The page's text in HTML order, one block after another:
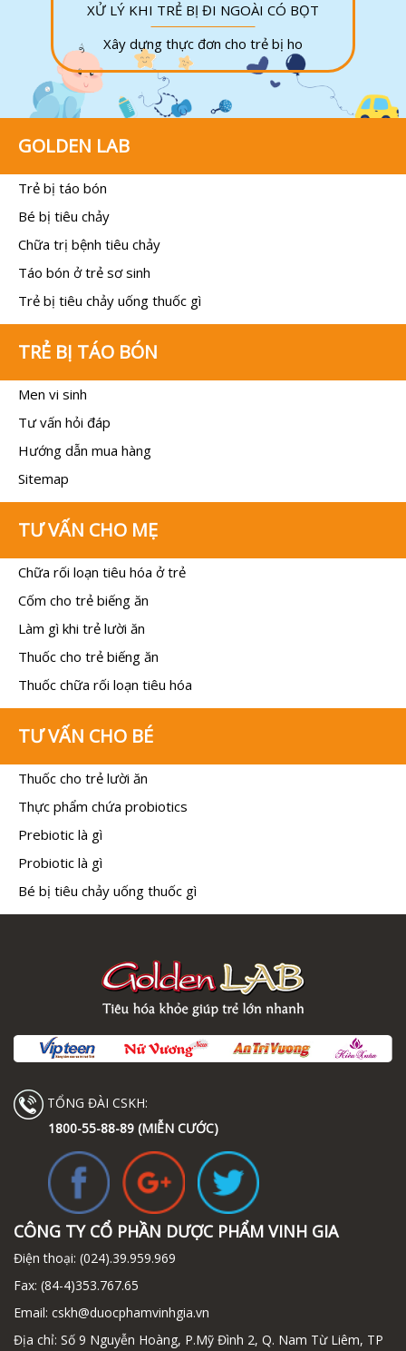
XỬ LÝ KHI TRẺ BỊ ĐI NGOÀI CÓ BỌT
Xây dựng thực đơn cho trẻ bị ho
GOLDEN LAB
Trẻ bị táo bón
Bé bị tiêu chảy
Chữa trị bệnh tiêu chảy
Táo bón ở trẻ sơ sinh
Trẻ bị tiêu chảy uống thuốc gì
TRẺ BỊ TÁO BÓN
Men vi sinh
Tư vấn hỏi đáp
Hướng dẫn mua hàng
Sitemap
TƯ VẤN CHO MẸ
Chữa rối loạn tiêu hóa ở trẻ
Cốm cho trẻ biếng ăn
Làm gì khi trẻ lười ăn
Thuốc cho trẻ biếng ăn
Thuốc chữa rối loạn tiêu hóa
TƯ VẤN CHO BÉ
Thuốc cho trẻ lười ăn
Thực phẩm chứa probiotics
Prebiotic là gì
Probiotic là gì
Bé bị tiêu chảy uống thuốc gì
TỔNG ĐÀI CSKH:
1800-55-88-89 (MIỄN CƯỚC)
CÔNG TY CỔ PHẦN DƯỢC PHẨM VINH GIA
Điện thoại: (024).39.959.969
Fax: (84-4)353.767.65
Email: cskh@duocphamvinhgia.vn
Địa chỉ: Số 9 Nguyễn Hoàng, P.Mỹ Đình 2, Q. Nam Từ Liêm, TP